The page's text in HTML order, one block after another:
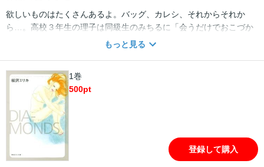
欲しいものはたくさんあるよ。バッグ、カレシ、それからそれか
ら…。高校３年生の理子は同級生のみちるに「会うだけでおこづか
いがもらえる」という変わった援助交際を紹介される。相手は堂島
人”や、息子・道彦との出会いが理子を変えて――。女子高生・理子
のオトナになるためのステップUPストーリー！！
もっと見る
1巻
500pt
登録して購入